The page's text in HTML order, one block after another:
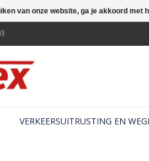
VERKEERSUITRUSTING EN
van onze website, ga je akkoord